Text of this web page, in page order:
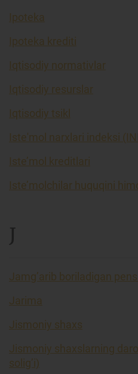
Ipoteka
Ipoteka krediti
Iqtisodiy normativlar
Iqtisodiy resurslar
Iqtisodiy tsikl
Iste'mol narxlari indeksi
Iste’mol kreditlari
Iste’molchilar huquqini
J
Jamg’arib boriladigan
Jarima
Jismoniy shaxs
Jismoniy shaxslarning
solig’i)